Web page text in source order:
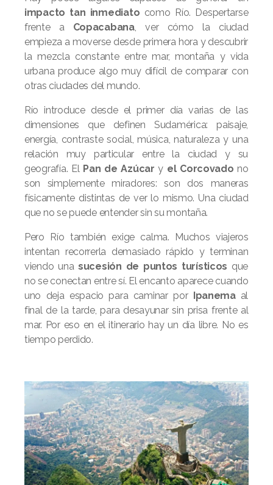
impacto tan inmediato como Río. Despertarse
frente a Copacabana, ver cómo la ciudad
empieza a moverse desde primera hora y descubrir
la mezcla constante entre mar, montaña y vida
urbana produce algo muy difícil de comparar con
otras ciudades del mundo.
Río introduce desde el primer día varias de las
dimensiones que definen Sudamérica: paisaje,
energía, contraste social, música, naturaleza y una
relación muy particular entre la ciudad y su
geografía. El Pan de Azúcar y el Corcovado no
son simplemente miradores: son dos maneras
físicamente distintas de ver lo mismo. Una ciudad
que no se puede entender sin su montaña.
Pero Río también exige calma. Muchos viajeros
intentan recorrerla demasiado rápido y terminan
viendo unasucesión de puntos turísticos que
no se conectan entre sí. El encanto aparece cuando
uno deja espacio para caminar por Ipanemaal
final de la tarde, para desayunar sin prisa frente al
mar. Por eso en el itinerario hay un día libre. No es
tiempo perdido.